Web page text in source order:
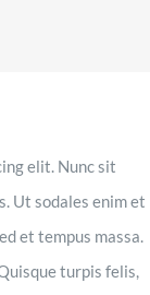
elit. Nunc sit
Ut sodales enim et
et tempus massa.
turpis felis,